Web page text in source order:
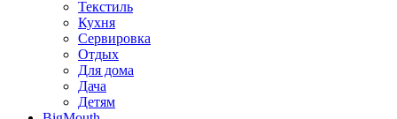
Текстиль
Кухня
Сервировка
Отдых
Для дома
Дача
Детям